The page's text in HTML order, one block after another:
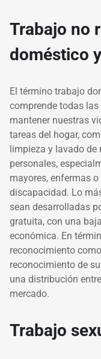
Trabajo no
doméstico
El término trabajo
comprende todas
mantener nuestras
tareas del hogar,
limpieza y lavado
personales,
mayores, enfermas
discapacidad. Lo
sean desarrolladas
gratuita, con una
económica. En
reconocimiento
reconocimiento de
una distribución
mercado.
Trabajo